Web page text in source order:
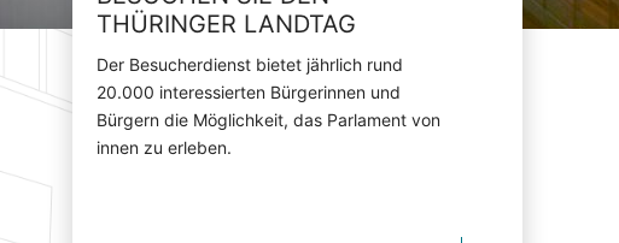
THÜRINGER LANDTAG
Der Besucherdienst bietet jährlich rund
20.000 interessierten Bürgerinnen und
Bürgern die Möglichkeit, das Parlament von
innen zu erleben.